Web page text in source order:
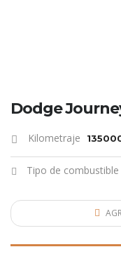
Dodge
Kilometraje
Tipo de combustible